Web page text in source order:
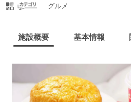
グルメ
施設概要 基本情報